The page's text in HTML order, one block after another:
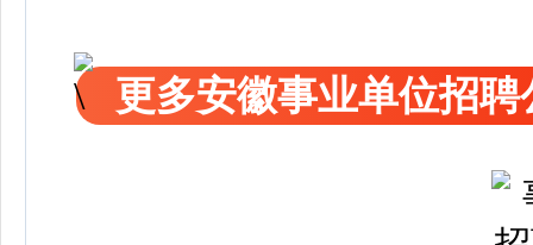
更多安徽事业单位招聘